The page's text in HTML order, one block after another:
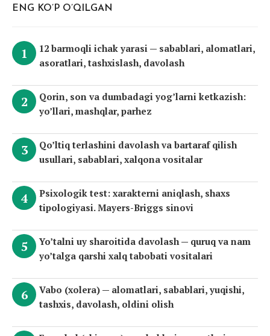
ENG KO’P O’QILGAN
12 barmoqli ichak yarasi — sabablari, alomatlari,
asoratlari, tashxislash, davolash
Qorin, son va dumbadagi yog’larni ketkazish:
yo’llari, mashqlar, parhez
Qo’ltiq terlashini davolash va bartaraf qilish
usullari, sabablari, xalqona vositalar
Psixologik test: xarakterni aniqlash, shaxs
tipologiyasi. Mayers-Briggs sinovi
Yo’talni uy sharoitida davolash — quruq va nam
yo’talga qarshi xalq tabobati vositalari
Vabo (xolera) — alomatlari, sabablari, yuqishi,
tashxis, davolash, oldini olish